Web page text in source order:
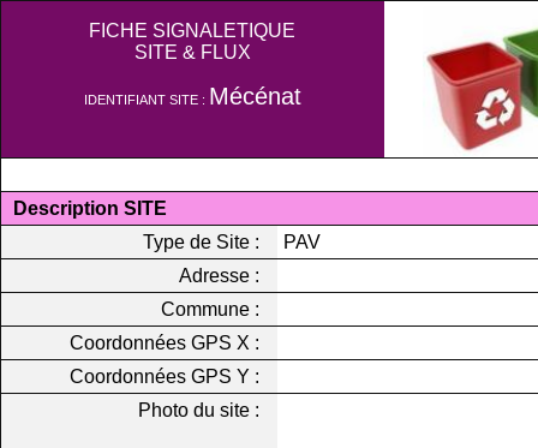
FICHE SIGNALETIQUE
SITE & FLUX
IDENTIFIANT SITE : Mécénat
Description SITE
Type de Site :
PAV
Adresse :
Commune :
Coordonnées GPS X :
Coordonnées GPS Y :
Photo du site :